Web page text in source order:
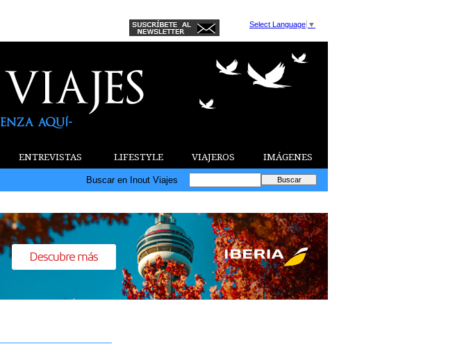
Select Language ▼
ENTREVISTAS LIFESTYLE VIAJEROS IMÁGENES
Buscar en Inout Viajes